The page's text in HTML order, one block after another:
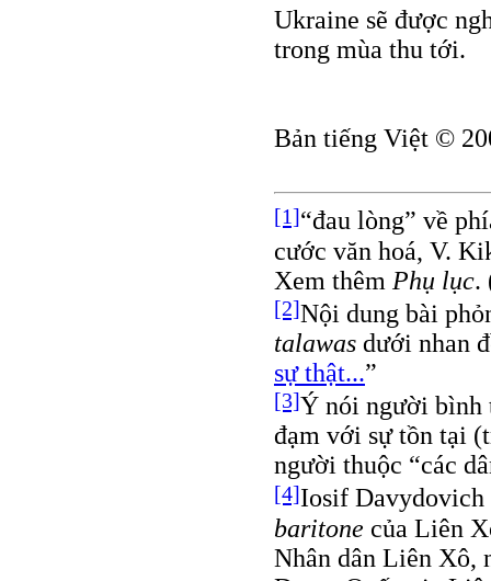
Ukraine sẽ được
trong mùa thu tới.
Bản tiếng Việt ©
[1]“đau lòng” về
cước văn hoá, V.
Xem thêm Phụ lục.
[2]Nội dung bài
talawas dưới nhan
sự thật...”
[3]Ý nói người bình
đạm với sự tồn tại
người thuộc “các
[4]Iosif
baritone của Liên
Nhân dân Liên Xô,